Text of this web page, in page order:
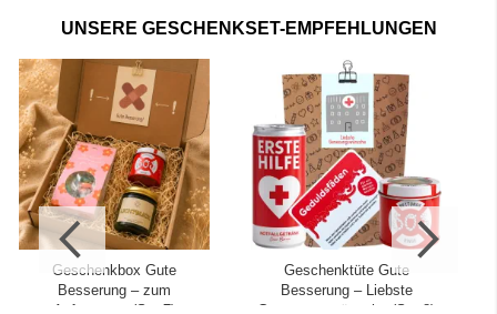
Große Auswahl an Aufmunterungs- und Gute-Besserungs-
✓Kleine, liebevolle
Geschenkideen zum Trösten und
Aufmuntern
✓ Direktversand
nach Hause oder ins Krankenhaus - mit
deinenpersönlichen Genesungswünschen
UNSERE GESCHENKSET-EMPFEHLUNGEN
Geschenkbox Gute
Besserung – zum
Aufmuntern (Set 7)
Geschenktüte Gute
Besserung – Liebste
Genesungswünsche (Set 8)